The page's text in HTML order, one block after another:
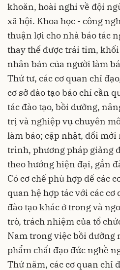
khoăn, hoài nghi về đội
xã hội. Khoa học - công
thuận lợi cho nhà báo tác
thay thế được trái tim,
nhân bản của người làm
Thứ tư, các cơ quan chỉ
cơ sở đào tạo báo chí cần
tác đào tạo, bồi dưỡng,
trị và nghiệp vụ chuyên
làm báo; cập nhật, đổi
trình, phương pháp giảng
theo hướng hiện đại, gắn
Có cơ chế phù hợp để các
quan hệ hợp tác với các cơ
đào tạo khác ở trong và
trò, trách nhiệm của tổ
Nam trong việc bồi dưỡng
phẩm chất đạo đức nghề
Thứ năm, các cơ quan chỉ